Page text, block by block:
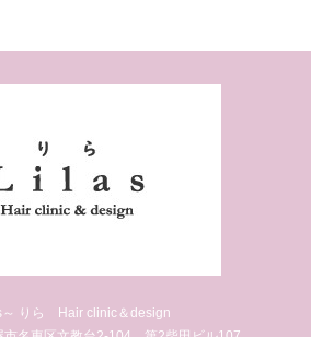
～ りら Hair clinic＆design